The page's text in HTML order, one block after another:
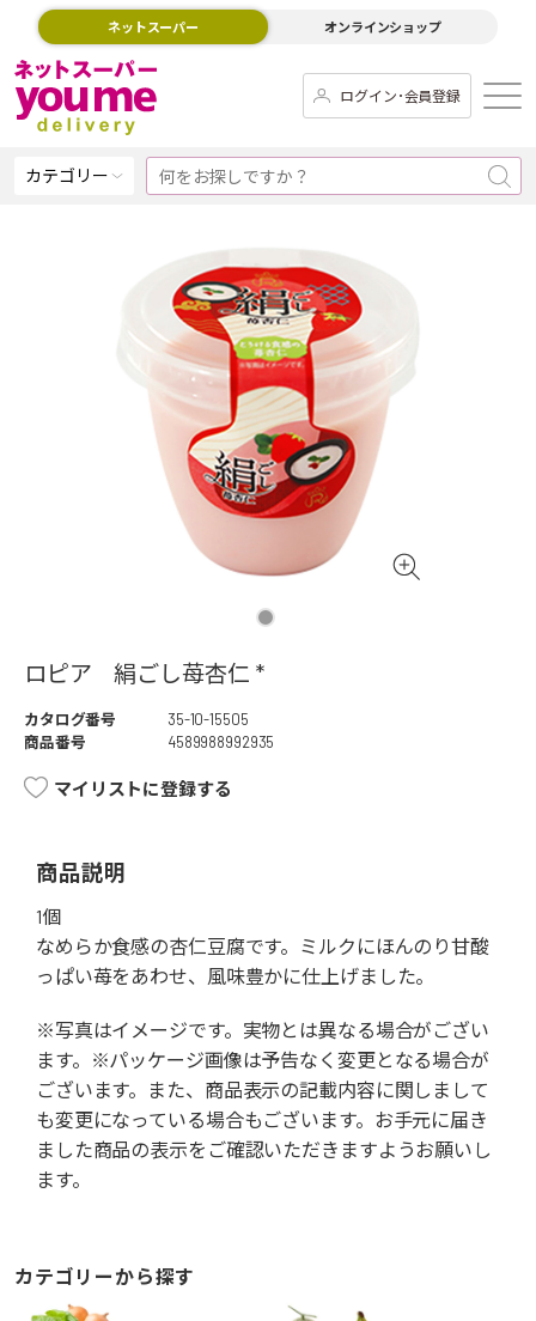
ネットスーパー オンラインショップ
ログイン･会員登録
カテゴリー
ロピア 絹ごし苺杏仁 *
カタログ番号
35-10-15505
商品番号
4589988992935
マイリストに登録する
商品説明
1個
なめらか食感の杏仁豆腐です。ミルクにほんのり甘酸
っぱい苺をあわせ、風味豊かに仕上げました。
※写真はイメージです。実物とは異なる場合がござい
ます。※パッケージ画像は予告なく変更となる場合が
ございます。また、商品表示の記載内容に関しまして
も変更になっている場合もございます。お手元に届き
ました商品の表示をご確認いただきますようお願いし
ます。
カテゴリーから探す